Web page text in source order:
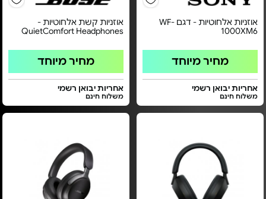
אוזניות אלחוטיות - דגם WF-
1000XM6
מחיר מיוחד
אחריות יבואן רשמי
משלוח חינם
אוזניות קשת אלחוטיות -
QuietComfort Headphones
מחיר מיוחד
אחריות יבואן רשמי
משלוח חינם